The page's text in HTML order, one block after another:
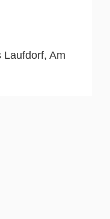
Laufdorf, Am